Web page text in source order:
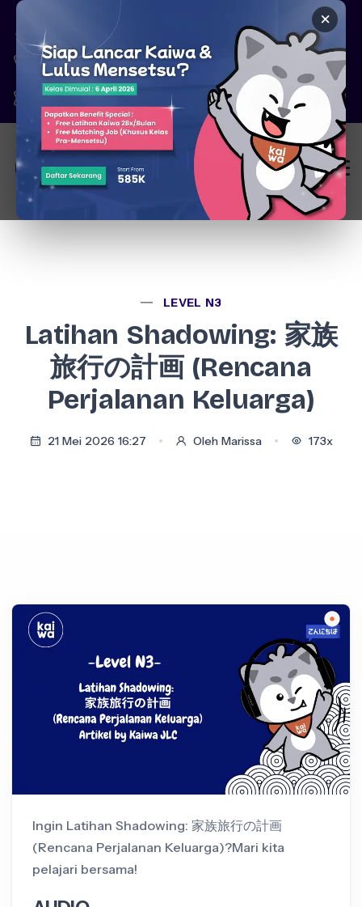
×
Pare, Kediri - Jawa Timur
6287777326344
marketing@kaiwa.id
Login
LEVEL N3
Latihan Shadowing: 家族
旅行の計画 (Rencana
Perjalanan Keluarga)
21 Mei 2026 16:27 Oleh Marissa 173x
Ingin Latihan Shadowing: 家族旅行の計画
(Rencana Perjalanan Keluarga)?Mari kita
pelajari bersama!